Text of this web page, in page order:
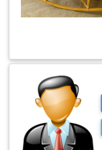
PELANCONGAN(1)
&
BARANG
PERIBADI(4)
PEKERJAAN(0)